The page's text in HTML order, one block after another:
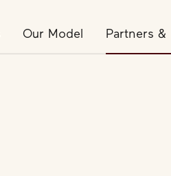
Our Model Partners